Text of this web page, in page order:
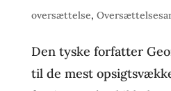
oversættelse,
Den tyske forfatter
til de mest